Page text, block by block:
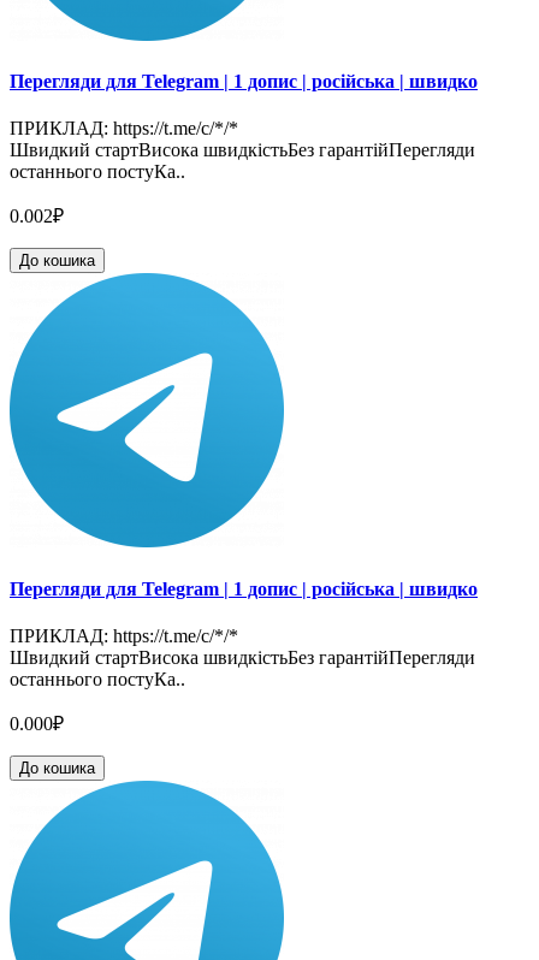
Перегляди для Telegram | 1 допис | російська | швидко
ПРИКЛАД: https://t.me/c/*/*
Швидкий стартВисока швидкістьБез гарантійПерегляди
останнього постуКа..
0.002₽
До кошика
Перегляди для Telegram | 1 допис | російська | швидко
ПРИКЛАД: https://t.me/c/*/*
Швидкий стартВисока швидкістьБез гарантійПерегляди
останнього постуКа..
0.000₽
До кошика